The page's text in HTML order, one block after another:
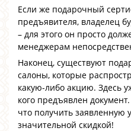
Если же подарочный
предъявителя, владелец
– для этого он просто
менеджерам
Наконец, существуют
салоны, которые
какую-либо акцию. Здесь
кого предъявлен
что получить заявленную
значительной скидкой!